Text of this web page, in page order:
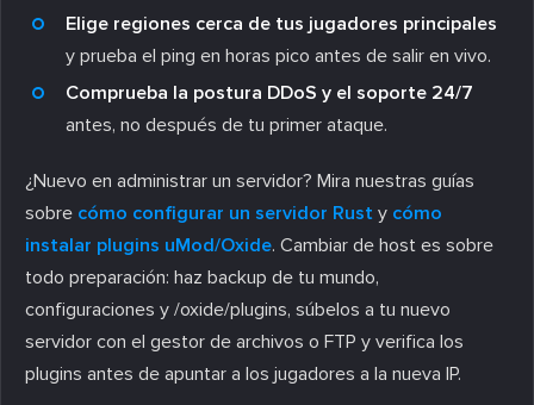
Elige regiones cerca de tus jugadores principales
y prueba el ping en horas pico antes de salir en vivo.
Comprueba la postura DDoS y el soporte 24/7
antes, no después de tu primer ataque.
¿Nuevo en administrar un servidor? Mira nuestras guías
sobre cómo configurar un servidor Rust y cómo
instalar plugins uMod/Oxide. Cambiar de host es sobre
todo preparación: haz backup de tu mundo,
configuraciones y /oxide/plugins, súbelos a tu nuevo
servidor con el gestor de archivos o FTP y verifica los
plugins antes de apuntar a los jugadores a la nueva IP.